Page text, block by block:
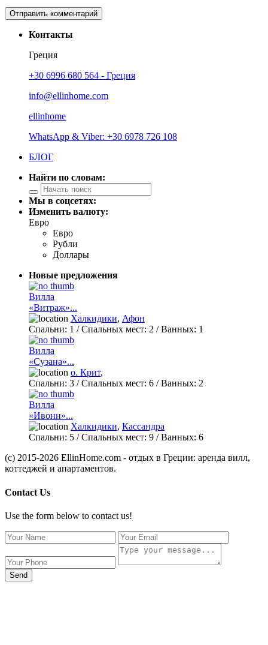
Контакты
Греция
+30 6996 680 564 - Греция
info@ellinhome.com
ellinhome
WhatsApp & Viber: +30 6978 726 108
БЛОГ
Найти по словам:
Мы в соцсетях:
Изменить валюту:
Евро
Евро
Рубли
Доллары
Новые предложения
Вилла
«Витраж»...
Халкидики, Афон
Спальни: 1 / Спальных мест: 2 /Ванных: 1
Вилла
«Сузана»...
о. Крит,
Спальни: 3 / Спальных мест: 6 /Ванных: 2
Вилла
«Ивонн»...
Халкидики, Кассандра
Спальни: 5 / Спальных мест: 9 /Ванных: 6
(c) 2015-2026 EllinHome.com - отдых в Греции: аренда вилл,
коттеджей и апартаментов.
Contact Us
Use the form below to contact us!
Send